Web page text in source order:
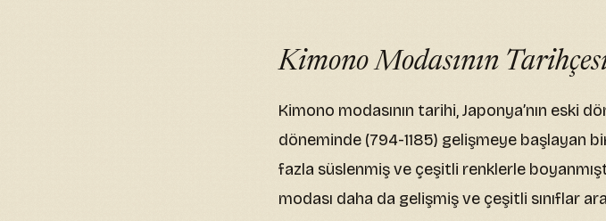
Kimono Modasının
Kimono modasının tarihi, Japonya’nın eski
döneminde (794-1185) gelişmeye başlayan
fazla süslenmiş ve çeşitli renklerle
modası daha da gelişmiş ve çeşitli sınıflar